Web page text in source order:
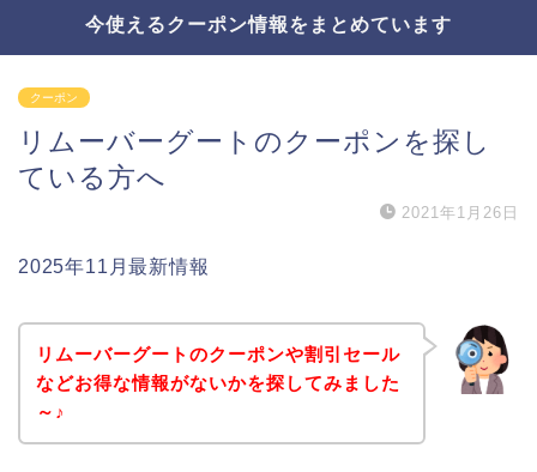
今使えるクーポン情報をまとめています
クーポン
リムーバーグートのクーポンを探し
ている方へ
2021年1月26日
2025年11月最新情報
リムーバーグートのクーポンや割引セール
などお得な情報がないかを探してみました
～♪